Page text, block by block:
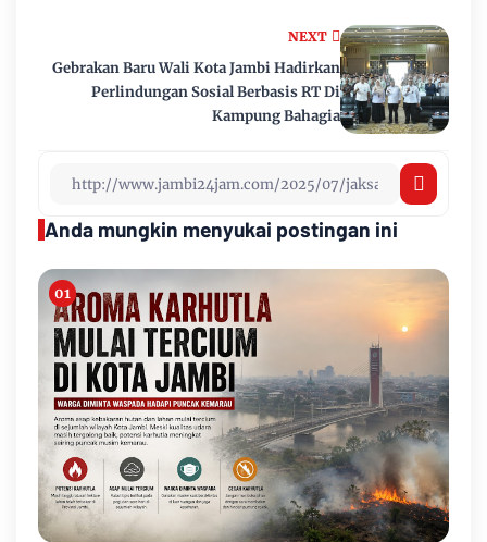
NEXT
Gebrakan Baru Wali Kota Jambi Hadirkan
Perlindungan Sosial Berbasis RT Di
Kampung Bahagia
Anda mungkin menyukai postingan ini